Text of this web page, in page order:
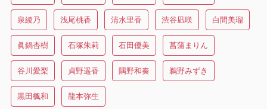
泉綾乃 浅尾桃香 清水里香 渋谷凪咲 白間美瑠
眞鍋杏樹 石塚朱莉 石田優美 菖蒲まりん
谷川愛梨 貞野遥香 隅野和奏 鵜野みずき
黒田楓和 龍本弥生